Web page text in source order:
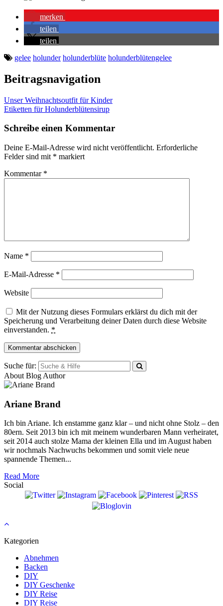
merken
teilen
teilen
gelee holunder holunderblüte holunderblütengelee
Beitragsnavigation
Unser Weihnachtsoutfit für Kinder
Etiketten für Holunderblütensirup
Schreibe einen Kommentar
Deine E-Mail-Adresse wird nicht veröffentlicht. Erforderliche
Felder sind mit * markiert
Kommentar *
Name *
E-Mail-Adresse *
Website
Mit der Nutzung dieses Formulars erklärst du dich mit der
Speicherung und Verarbeitung deiner Daten durch diese Website
einverstanden. *
Suche für:
About Blog Author
Ariane Brand
Ich bin Ariane. Ich enstamme ganz klar – und nicht ohne Stolz – den
80ern. Seit 2013 bin ich mit meinem wunderbaren Mann verheiratet,
seit 2014 auch stolze Mama der kleinen Ella und im August haben
wir nochmals Nachwuchs bekommen und somit viele neue
spannende Themen...
Read More
Social
Kategorien
Abnehmen
Backen
DIY
DIY Geschenke
DIY Reise
DIY Reise